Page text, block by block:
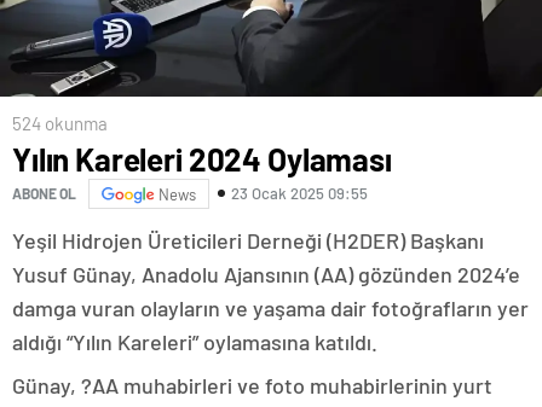
524 okunma
Yılın Kareleri 2024 Oylaması
ABONE OL News 23 Ocak 2025 09:55
Yeşil Hidrojen Üreticileri Derneği (H2DER) Başkanı
Yusuf Günay, Anadolu Ajansının (AA) gözünden 2024’e
damga vuran olayların ve yaşama dair fotoğrafların yer
aldığı “Yılın Kareleri” oylamasına katıldı.
Günay, ?AA muhabirleri ve foto muhabirlerinin yurt